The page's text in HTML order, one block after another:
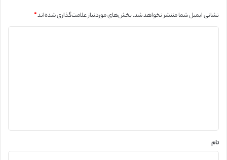
نشانی ایمیل شما منتشر نخواهد شد.بخش‌های موردنیاز علامت‌گذاری شده‌اند*
نام